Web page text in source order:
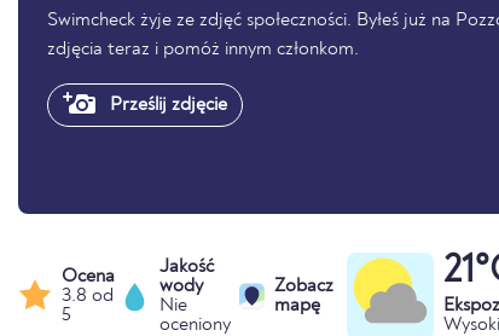
Swimcheck żyje ze zdjęć społeczności. Byłeś już na
zdjęcia teraz i pomóż innym członkom.
Prześlij zdjęcie
Ocena
3.8 od
5
Jakość
wody
Nie
oceniony
Zobacz
mapę